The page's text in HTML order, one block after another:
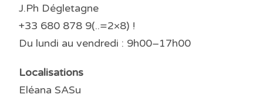
J.Ph Dégletagne
+33 680 878 9(..=2×8) !
Du lundi au vendredi : 9h00–17h00
Localisations
Eléana SASu